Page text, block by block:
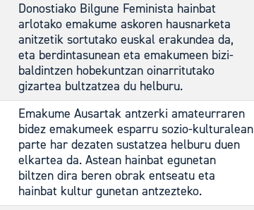
Donostiako Bilgune Feminista hainbat
arlotako emakume askoren hausnarketa
anitzetik sortutako euskal erakundea da,
eta berdintasunean eta emakumeen bizi-
baldintzen hobekuntzan oinarritutako
gizartea bultzatzea du helburu.
Emakume Ausartak antzerki amateurraren
bidez emakumeek esparru sozio-kulturalean
parte har dezaten sustatzea helburu duen
elkartea da. Astean hainbat egunetan
biltzen dira beren obrak entseatu eta
hainbat kultur gunetan antzezteko.